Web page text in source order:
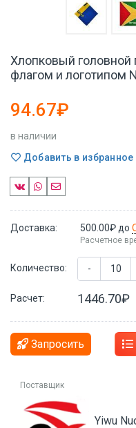
Хлопковый головной
флагом и логотипом
94.67₽
в наличии
Добавить в избранное
Доставка: 500.00₽ до
Расчетное
Количество: -
Расчет: 1446.70₽
Запросить
Поставщик
Yiwu